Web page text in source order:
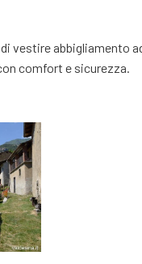
vestire abbigliamento
comfort e sicurezza.